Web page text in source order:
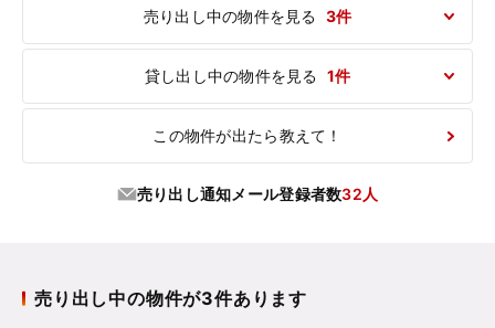
売り出し中の物件を見る 3件
貸し出し中の物件を見る 1件
この物件が出たら教えて！
売り出し通知メール登録者数32人
売り出し中の物件が3件あります